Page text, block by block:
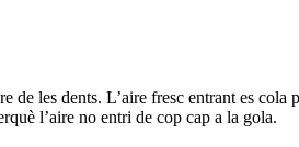
de les dents. L’aire fresc entrant es cola
l’aire no entri de cop cap a la gola.